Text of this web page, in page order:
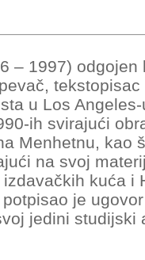
– 1997) odgojen
u Los
ih svirajući
Menhetnu, kao
na svoj
kuća i
je
jedini studijski